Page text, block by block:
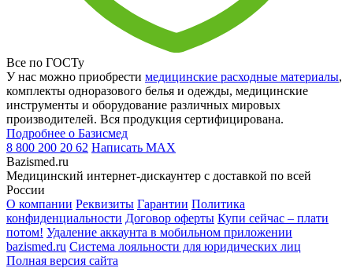
Все по ГОСТу
У нас можно приобрести медицинские расходные материалы,
комплекты одноразового белья и одежды, медицинские
инструменты и оборудование различных мировых
производителей. Вся продукция сертифицирована.
Подробнее о Базисмед
8 800 200 20 62 Написать MAX
Bazismed.ru
Медицинский интернет-дискаунтер с доставкой по всей
России
О компании Реквизиты Гарантии Политика
конфиденциальности Договор оферты Купи сейчас – плати
потом! Удаление аккаунта в мобильном приложении
bazismed.ru Система лояльности для юридических лиц
Полная версия сайта